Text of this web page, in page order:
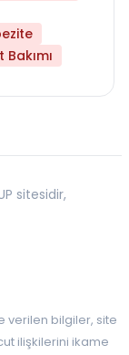
Bakımı
sitesidir,
verilen bilgiler, site
ilişkilerini ikame